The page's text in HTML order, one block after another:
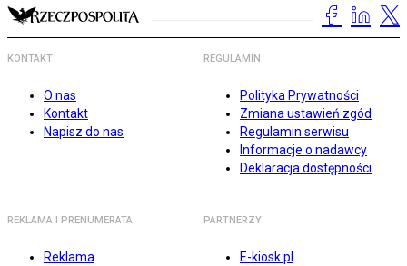
KONTAKT
O nas
Kontakt
Napisz do nas
REGULAMIN
Polityka Prywatności
Zmiana ustawień zgód
Regulamin serwisu
Informacje o nadawcy
Deklaracja dostępności
REKLAMA I PRENUMERATA
Reklama
PARTNERZY
E-kiosk.pl